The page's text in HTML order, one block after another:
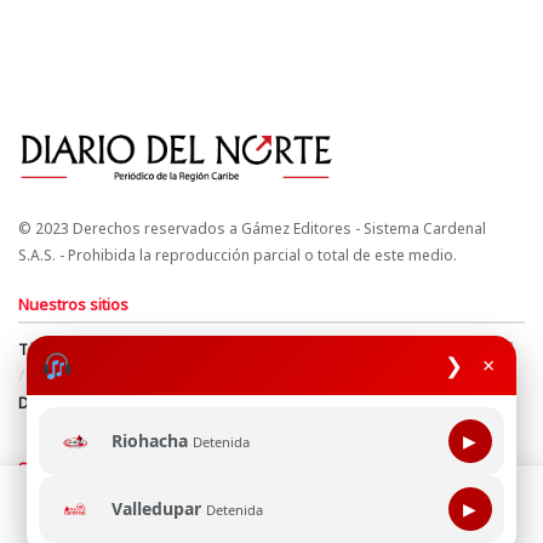
❯ ×
Riohacha Detenida ▶
Valledupar Detenida ▶
© 2023 Derechos reservados a Gámez Editores - Sistema Cardenal
S.A.S. - Prohibida la reproducción parcial o total de este medio.
Nuestros sitios
Términos y Condiciones
Derechos de Autor y Propiedad Intelectual
Política de uso de cookies
Política de Tratamiento de Datos
Directrices Editoriales
Síguenos
Esta página web usa cookie para mejorar tu experiencia de
navegación, al continuar aceptas nuestra política de uso de